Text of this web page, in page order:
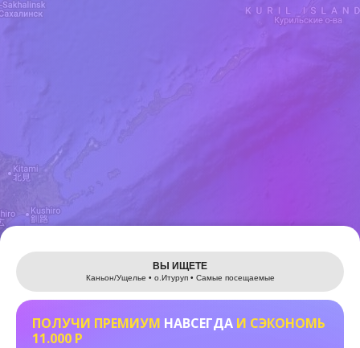
Leaflet
ВЫ ИЩЕТЕ
Каньон/Ущелье • о.Итуруп • Самые посещаемые
ПОЛУЧИ ПРЕМИУМ НАВСЕГДА И СЭКОНОМЬ
11.000 Р